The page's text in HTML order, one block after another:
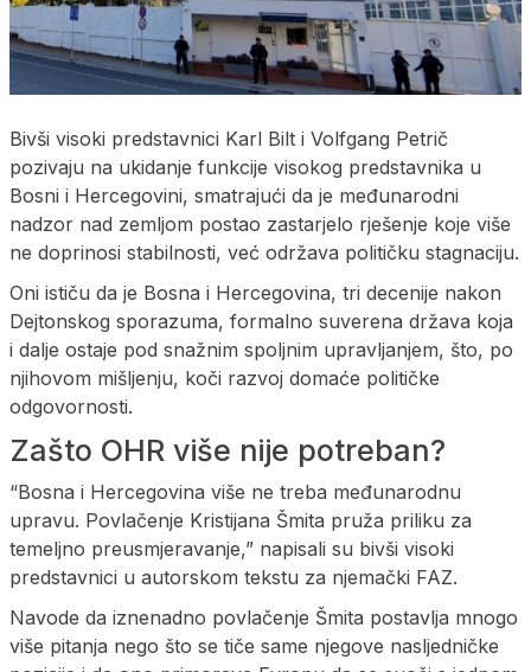
Bivši visoki predstavnici Karl Bilt i Volfgang Petrič
pozivaju na ukidanje funkcije visokog predstavnika u
Bosni i Hercegovini, smatrajući da je međunarodni
nadzor nad zemljom postao zastarjelo rješenje koje više
ne doprinosi stabilnosti, već održava političku stagnaciju.
Oni ističu da je Bosna i Hercegovina, tri decenije nakon
Dejtonskog sporazuma, formalno suverena država koja
i dalje ostaje pod snažnim spoljnim upravljanjem, što, po
njihovom mišljenju, koči razvoj domaće političke
odgovornosti.
Zašto OHR više nije potreban?
“Bosna i Hercegovina više ne treba međunarodnu
upravu. Povlačenje Kristijana Šmita pruža priliku za
temeljno preusmjeravanje,” napisali su bivši visoki
predstavnici u autorskom tekstu za njemački FAZ.
Navode da iznenadno povlačenje Šmita postavlja mnogo
više pitanja nego što se tiče same njegove nasljedničke